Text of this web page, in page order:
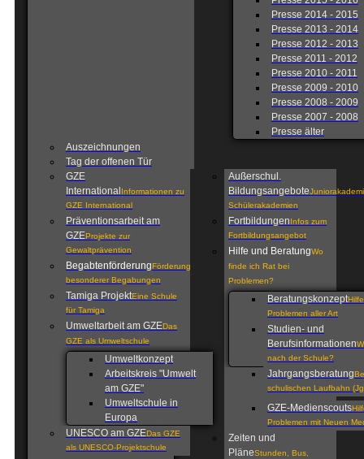
Presse 2014 - 2015
Presse 2013 - 2014
Presse 2012 - 2013
Presse 2011 - 2012
Presse 2010 - 2011
Presse 2009 - 2010
Presse 2008 - 2009
Presse 2007 - 2008
Presse älter
Auszeichnungen
Tag der offenen Tür
GZE
International Informationen zu
GZE International
Präventionsarbeit am
GZEProjekte zur
Gewaltprävention
BegabtenförderungFörderung
besonderer Begabungen
Tamiga ProjektEine Schule
für Tamiga
Umweltarbeit am GZEDas
GZE als Umweltschule
Umweltkonzept
Arbeitskreis "Umwelt
am GZE"
Umweltschule in
Europa
UNESCO am GZEDas GZE
als UNESCO-Projektschule
Außerschul.
Bildungsangebote
Schülerakademien
FortbildungenInfos zum
Fortbildungsangebot
Hilfe und BeratungWo
finde ich Rat bei
Problemen?
Beratungskonzept
Problemen aller Art
Studien- und
Berufsinformationen
nach der Schule?
Jahrgangsberatung
schulischen Laufbahn
GZE-Medienscouts
Problemen mit Neuen
Zeiten und
PläneStunden, Bus,